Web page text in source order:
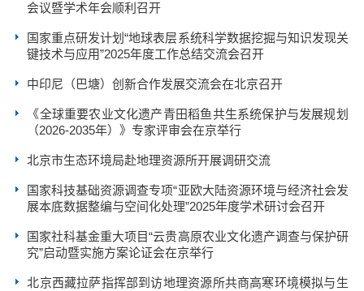
会议暨学术年会顺利召开
国家重点研发计划“地球表层系统科学数据挖掘与知识发现关
键技术与应用”2025年度工作总结交流会召开
中印尼（巴塘）创新合作发展交流会在北京召开
《全球重要农业文化遗产青田稻鱼共生系统保护与发展规划
（2026-2035年）》专家评审会在京举行
北京市生态环境局赴地理资源所开展调研交流
国家科技基础资源调查专项“亚欧大陆资源环境与经济社会发
展本底数据整编与空间化处理”2025年度学术研讨会召开
国家社科基金重大项目“云贵高原农业文化遗产调查与保护研
究”启动暨实施方案论证会在京举行
北京西藏拉萨指挥部到访地理资源所共商高寒环境模拟与生